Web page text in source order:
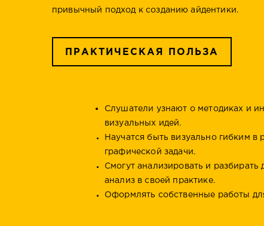
привычный подход к созданию айдентики.
ПРАКТИЧЕСКАЯ ПОЛЬЗА
Слушатели узнают о методиках и
визуальных идей.
Научатся быть визуально гибким
графической задачи.
Смогут анализировать и разбирать
анализ в своей практике.
Оформлять собственные работы